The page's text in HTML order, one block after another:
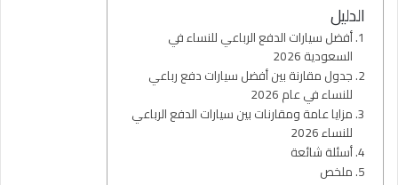
الدليل
أفضل سيارات الدفع الرباعي للنساء في
السعودية 2026
جدول مقارنة بين أفضل سيارات دفع رباعي
للنساء في عام 2026
مزايا عامة ومقارنات بين سيارات الدفع الرباعي
للنساء 2026
أسئلة شائعة
ملخص